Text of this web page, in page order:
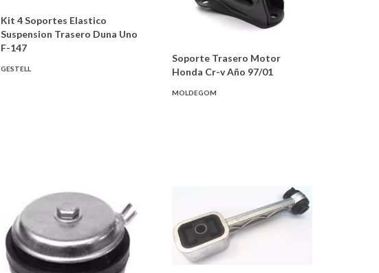
Kit 4 Soportes Elastico
Suspension Trasero Duna Uno
F-147
GESTELL
Soporte Trasero Motor
Honda Cr-v Año 97/01
MOLDEGOM